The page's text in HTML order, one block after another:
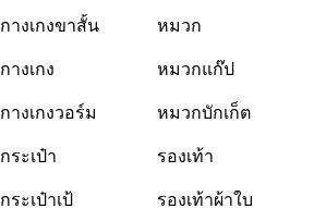
กางเกงขาสั้น
กางเกง
กางเกงวอร์ม
กระเป๋า
กระเป๋าเป้
หมวก
หมวกแก๊ป
หมวกบักเก็ต
รองเท้า
รองเท้าผ้าใบ